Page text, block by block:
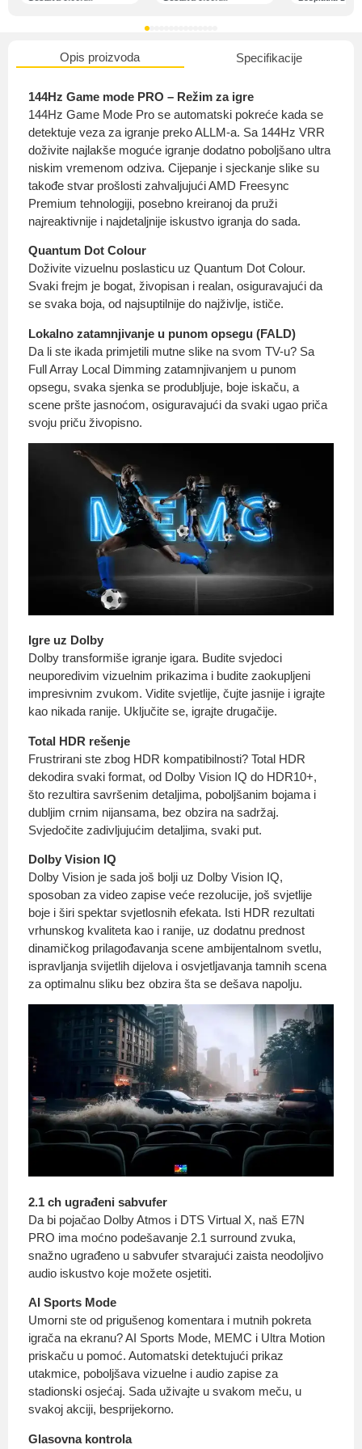
Opis proizvoda Specifikacije
144Hz Game mode PRO – Režim za igre
144Hz Game Mode Pro se automatski pokreće kada se
detektuje veza za igranje preko ALLM-a. Sa 144Hz VRR
doživite najlakše moguće igranje dodatno poboljšano ultra
niskim vremenom odziva. Cijepanje i sjeckanje slike su
takođe stvar prošlosti zahvaljujući AMD Freesync
Premium tehnologiji, posebno kreiranoj da pruži
najreaktivnije i najdetaljnije iskustvo igranja do sada.
Quantum Dot Colour
Doživite vizuelnu poslasticu uz Quantum Dot Colour.
Svaki frejm je bogat, živopisan i realan, osiguravajući da
se svaka boja, od najsuptilnije do najživlje, ističe.
Lokalno zatamnjivanje u punom opsegu (FALD)
Da li ste ikada primjetili mutne slike na svom TV-u? Sa
Full Array Local Dimming zatamnjivanjem u punom
opsegu, svaka sjenka se produbljuje, boje iskaču, a
scene pršte jasnoćom, osiguravajući da svaki ugao priča
svoju priču živopisno.
Igre uz Dolby
Dolby transformiše igranje igara. Budite svjedoci
neuporedivim vizuelnim prikazima i budite zaokupljeni
impresivnim zvukom. Vidite svjetlije, čujte jasnije i igrajte
kao nikada ranije. Uključite se, igrajte drugačije.
Total HDR rešenje
Frustrirani ste zbog HDR kompatibilnosti? Total HDR
dekodira svaki format, od Dolby Vision IQ do HDR10+,
što rezultira savršenim detaljima, poboljšanim bojama i
dubljim crnim nijansama, bez obzira na sadržaj.
Svjedočite zadivljujućim detaljima, svaki put.
Dolby Vision IQ
Dolby Vision je sada još bolji uz Dolby Vision IQ,
sposoban za video zapise veće rezolucije, još svjetlije
boje i širi spektar svjetlosnih efekata. Isti HDR rezultati
vrhunskog kvaliteta kao i ranije, uz dodatnu prednost
dinamičkog prilagođavanja scene ambijentalnom svetlu,
ispravljanja svijetlih dijelova i osvjetljavanja tamnih scena
za optimalnu sliku bez obzira šta se dešava napolju.
2.1 ch ugrađeni sabvufer
Da bi pojačao Dolby Atmos i DTS Virtual X, naš E7N
PRO ima moćno podešavanje 2.1 surround zvuka,
snažno ugrađeno u sabvufer stvarajući zaista neodoljivo
audio iskustvo koje možete osjetiti.
AI Sports Mode
Umorni ste od prigušenog komentara i mutnih pokreta
igrača na ekranu? AI Sports Mode, MEMC i Ultra Motion
priskaču u pomoć. Automatski detektujući prikaz
utakmice, poboljšava vizuelne i audio zapise za
stadionski osjećaj. Sada uživajte u svakom meču, u
svakoj akciji, besprijekorno.
Glasovna kontrola
O nama
Privatnost kupca